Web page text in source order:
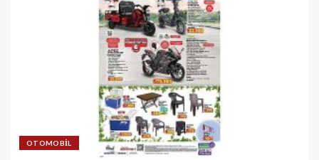
OTOMOBIL